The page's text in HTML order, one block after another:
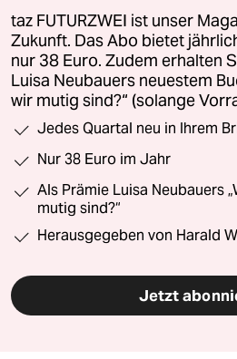
taz FUTURZWEI ist unser
Zukunft. Das Abo bietet
nur 38 Euro. Zudem erhalten
Luisa Neubauers neuestem
wir mutig sind?“ (solange
Jedes Quartal neu in Ihrem
Nur 38 Euro im Jahr
Als Prämie Luisa Neubauers
mutig sind?“
Herausgegeben von Harald
Jetzt